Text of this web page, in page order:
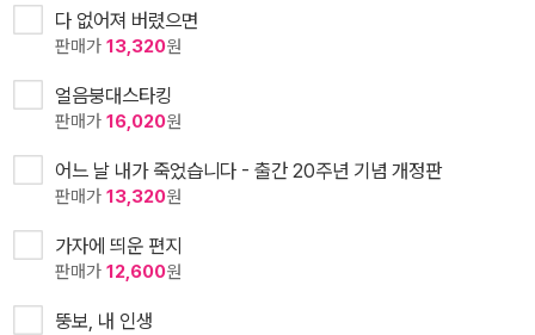
다 없어져 버렸으면
판매가 13,320원
얼음붕대스타킹
판매가 16,020원
어느 날 내가 죽었습니다 - 출간 20주년 기념 개정판
판매가 13,320원
가자에 띄운 편지
판매가 12,600원
뚱보, 내 인생